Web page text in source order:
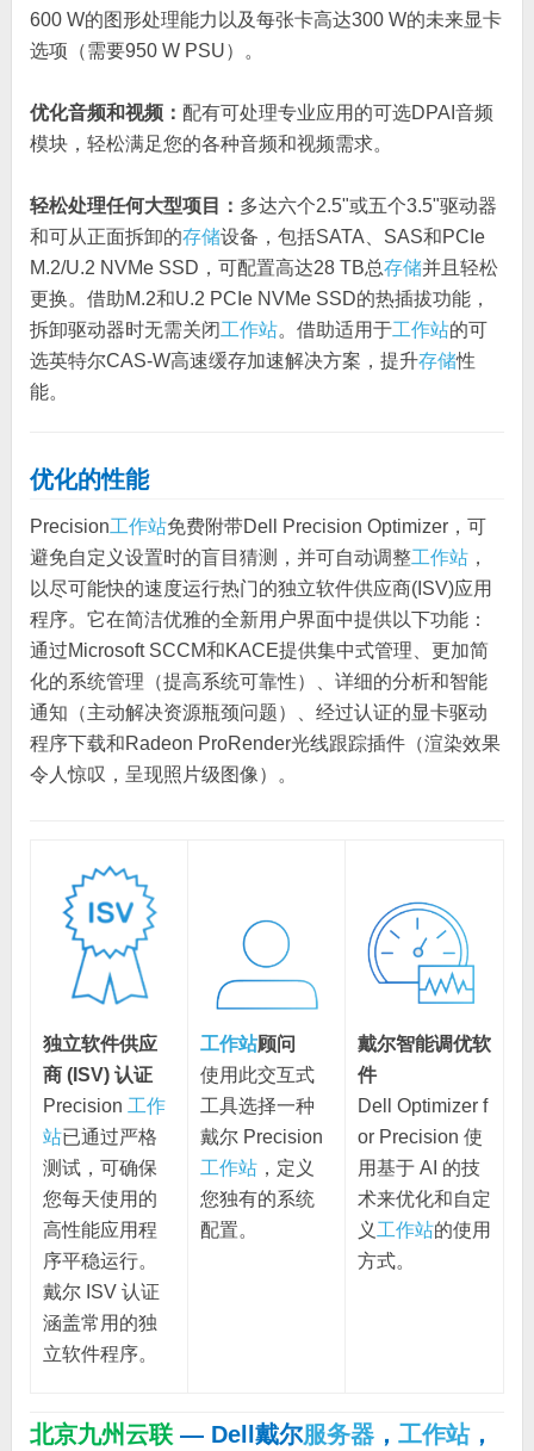
600 W的图形处理能力以及每张卡高达300 W的未来显卡
选项（需要950 W PSU）。
优化音频和视频： 配有可处理专业应用的可选DPAI音频
模块，轻松满足您的各种音频和视频需求。
轻松处理任何大型项目： 多达六个2.5"或五个3.5"驱动器
和可从正面拆卸的存储设备，包括SATA、SAS和PCIe
M.2/U.2 NVMe SSD，可配置高达28 TB总存储并且轻松
更换。借助M.2和U.2 PCIe NVMe SSD的热插拔功能，
拆卸驱动器时无需关闭工作站。借助适用于工作站的可
选英特尔CAS-W高速缓存加速解决方案，提升存储性
能。
优化的性能
Precision工作站免费附带Dell Precision Optimizer，可
避免自定义设置时的盲目猜测，并可自动调整工作站，
以尽可能快的速度运行热门的独立软件供应商(ISV)应用
程序。它在简洁优雅的全新用户界面中提供以下功能：
通过Microsoft SCCM和KACE提供集中式管理、更加简
化的系统管理（提高系统可靠性）、详细的分析和智能
通知（主动解决资源瓶颈问题）、经过认证的显卡驱动
程序下载和Radeon ProRender光线跟踪插件（渲染效果
令人惊叹，呈现照片级图像）。
独立软件供应
商 (ISV) 认证
Precision 工作
站已通过严格
测试，可确保
您每天使用的
高性能应用程
序平稳运行。
戴尔 ISV 认证
涵盖常用的独
立软件程序。
工作站顾问
使用此交互式
工具选择一种
戴尔 Precision
工作站，定义
您独有的系统
配置。
戴尔智能调优软
件
Dell Optimizer f
or Precision 使
用基于 AI 的技
术来优化和自定
义 工作站的使用
方式。
北京九州云联 — Dell戴尔服务器， 工作站，